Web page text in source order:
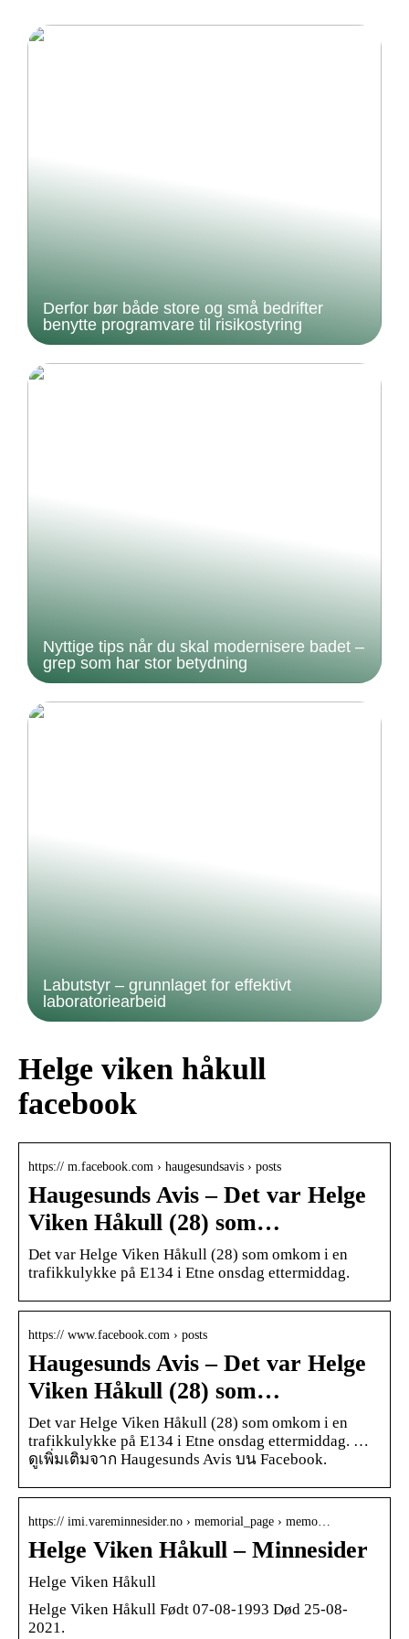
Derfor bør både store og små bedrifter
benytte programvare til risikostyring
Nyttige tips når du skal modernisere badet –
grep som har stor betydning
Labutstyr – grunnlaget for effektivt
laboratoriearbeid
Helge viken håkull
facebook
https:// m.facebook.com › haugesundsavis › posts
Haugesunds Avis – Det var Helge
Viken Håkull (28) som…
Det var Helge Viken Håkull (28) som omkom i en
trafikkulykke på E134 i Etne onsdag ettermiddag.
https:// www.facebook.com › posts
Haugesunds Avis – Det var Helge
Viken Håkull (28) som…
Det var Helge Viken Håkull (28) som omkom i en
trafikkulykke på E134 i Etne onsdag ettermiddag. …
ดูเพิ่มเติมจาก Haugesunds Avis บน Facebook.
https:// imi.vareminnesider.no › memorial_page › memo…
Helge Viken Håkull – Minnesider
Helge Viken Håkull
Helge Viken Håkull Født 07-08-1993 Død 25-08-
2021.